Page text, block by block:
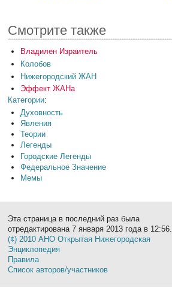
Смотрите также
Владилен Израитель
Колобов
Нижегородский ЖАН
Эффект ЖАНа
Категории:
Духовность
Явления
Теории
Легенды
Городские Легенды
Федеральное Значение
Мемы
Эта страница в последний раз была
отредактирована 7 января 2013 года в 12:56.
(¢) 2010 АНО Открытая Нижегородская
Энциклопедия
Правила
Список авторов/участников